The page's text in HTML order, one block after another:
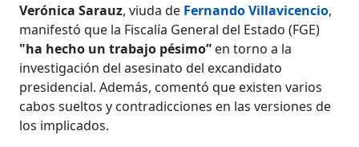
Verónica Sarauz, viuda de Fernando Villavicencio,
manifestó que la Fiscalía General del Estado (FGE)
"ha hecho un trabajo pésimo” en torno a la
investigación del asesinato del excandidato
presidencial. Además, comentó que existen varios
cabos sueltos y contradicciones en las versiones de
los implicados.